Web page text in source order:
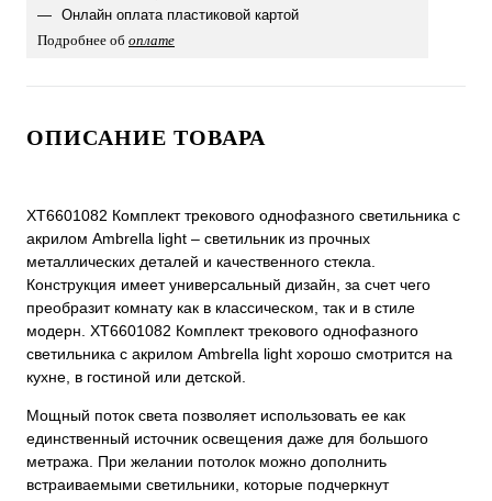
Онлайн оплата пластиковой картой
Подробнее об оплате
ОПИСАНИЕ ТОВАРА
XT6601082 Комплект трекового однофазного светильника с
акрилом Ambrella light – светильник из прочных
металлических деталей и качественного стекла.
Конструкция имеет универсальный дизайн, за счет чего
преобразит комнату как в классическом, так и в стиле
модерн. XT6601082 Комплект трекового однофазного
светильника с акрилом Ambrella light хорошо смотрится на
кухне, в гостиной или детской.
Мощный поток света позволяет использовать ее как
единственный источник освещения даже для большого
метража. При желании потолок можно дополнить
встраиваемыми светильники, которые подчеркнут